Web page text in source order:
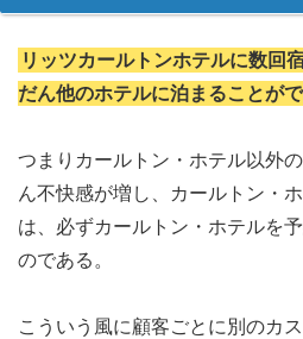
リッツカールトンホテルに数回
だん他のホテルに泊まることがで
つまりカールトン・ホテル以外
ん不快感が増し、カールトン・
は、必ずカールトン・ホテルを
のである。
こういう風に顧客ごとに別のカ